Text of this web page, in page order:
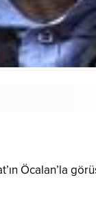
Öcalan’la